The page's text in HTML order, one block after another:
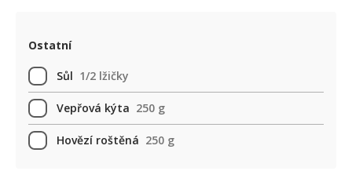
Ostatní
Sůl 1/2 lžičky
Vepřová kýta 250 g
Hovězí roštěná 250 g